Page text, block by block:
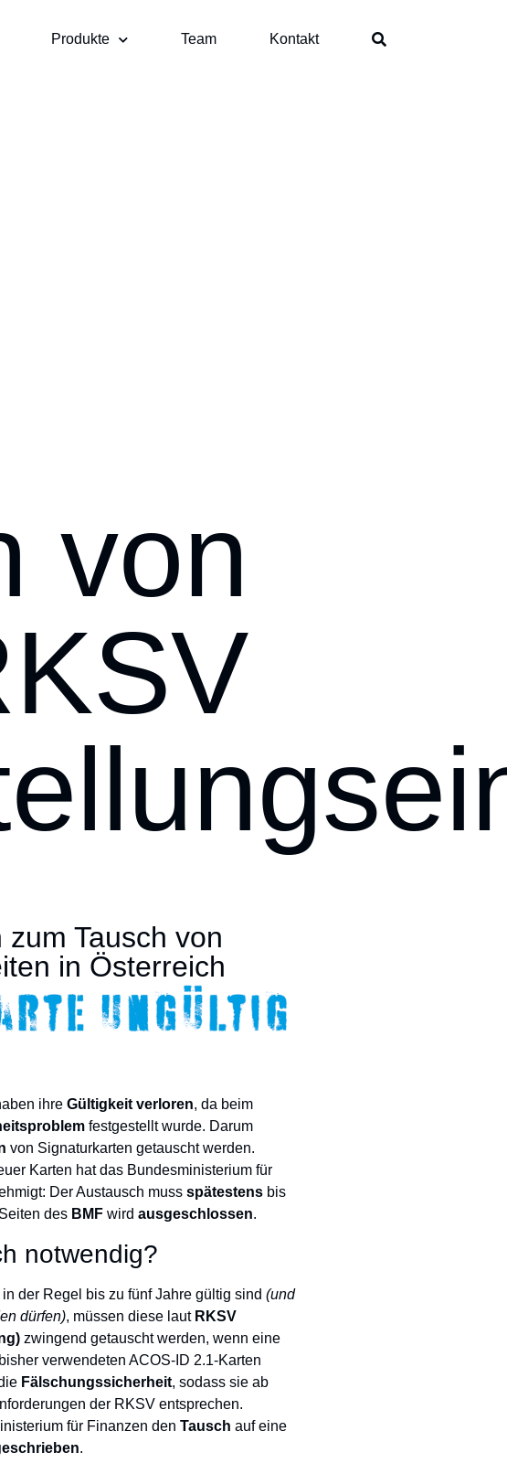
Produkte Team Kontakt
von
Tausch von
in Österreich
ihre Gültigkeit verloren, da beim
festgestellt wurde. Darum
von Signaturkarten getauscht werden.
Karten hat das Bundesministerium für
Der Austausch muss spätestens bis
des BMF wird ausgeschlossen.
notwendig?
der Regel bis zu fünf Jahre gültig sind (und
dürfen), müssen diese laut RKSV
zwingend getauscht werden, wenn eine
verwendeten ACOS-ID 2.1-Karten
Fälschungssicherheit, sodass sie ab
der RKSV entsprechen.
für Finanzen den Tausch auf eine
.